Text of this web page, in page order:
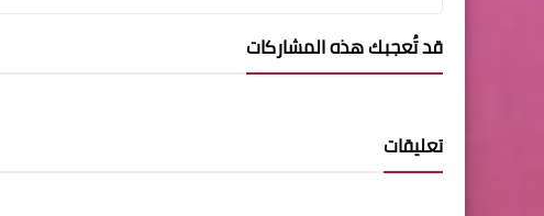
قد تُعجبك هذه المشاركات
تعليقات